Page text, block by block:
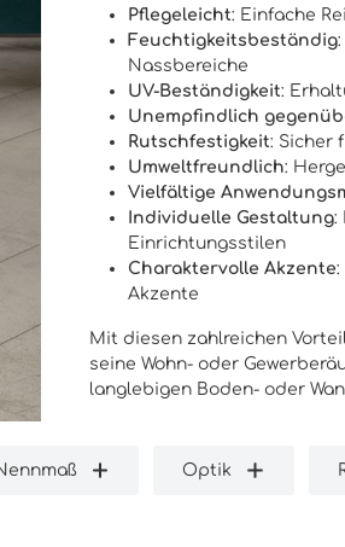
Pflegeleicht: Einfache
Feuchtigkeitsbeständig
Nassbereiche
UV-Beständigkeit:
Unempfindlich
Rutschfestigkeit: Sicher
Umweltfreundlich:
Vielfältige
Individuelle Gestaltung:
Einrichtungsstilen
Charaktervolle Akzente:
Akzente
Mit diesen zahlreichen
seine Wohn- oder
langlebigen Boden- oder
Optik